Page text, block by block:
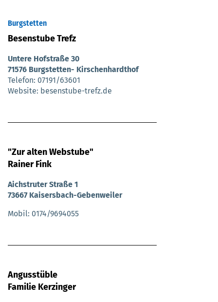
Burgstetten
Besenstube Trefz
Untere Hofstraße 30
71576 Burgstetten- Kirschenhardthof
Telefon 07191/63601
Website
besenstube-trefz.de
"Zur alten Webstube"
Rainer Fink
Aichstruter Straße 1
73667 Kaisersbach-Gebenweiler
Mobil 0174/9694055
Angusstüble
Familie Kerzinger